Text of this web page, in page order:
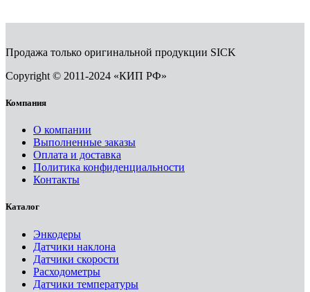
Продажа только оригинальной продукции SICK
Copyright © 2011-2024 «КИП РФ»
Компания
О компании
Выполненные заказы
Оплата и доставка
Политика конфиденциальности
Контакты
Каталог
Энкодеры
Датчики наклона
Датчики скорости
Расходометры
Датчики температуры